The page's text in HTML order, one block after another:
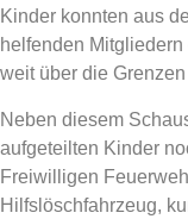
Kinder konnten aus
helfenden
weit über die
Neben diesem
aufgeteilten Kinder
Freiwilligen
Hilfslöschfahrzeug,